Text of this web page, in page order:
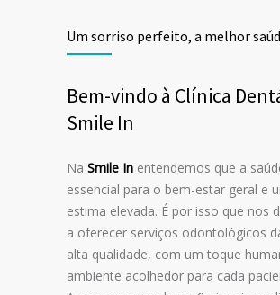
Um sorriso perfeito, a melhor
Bem-vindo à Clínica
Smile In
Na Smile In entendemos que a
essencial para o bem-estar geral e
estima elevada. É por isso que nos
a oferecer serviços odontológicos
alta qualidade, com um toque
ambiente acolhedor para cada